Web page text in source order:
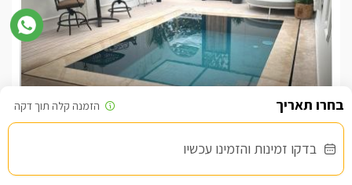
בדקו זמינות והזמינו עכשיו
/5
צימר בצפון, עין יעקב
החל מ- ₪1500